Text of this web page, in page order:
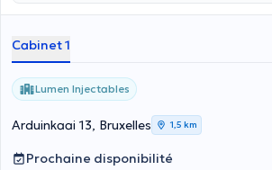
Cabinet 1
Lumen Injectables
Arduinkaai 13, Bruxelles 1,5 km
Prochaine disponibilité